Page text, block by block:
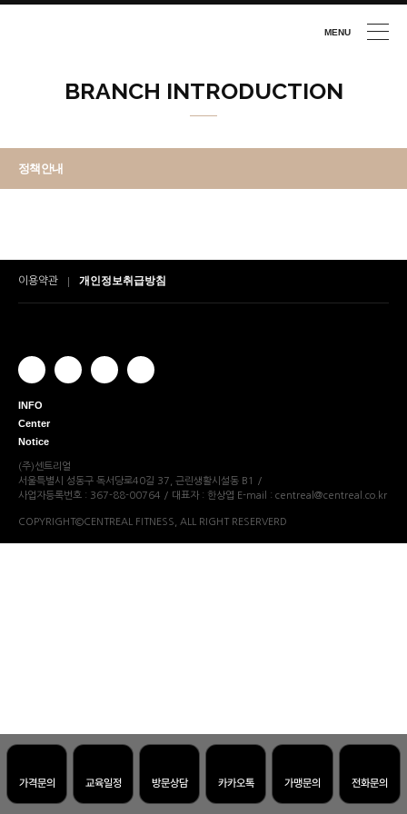
MENU
가격문의 교육일정 방문상담 카카오톡 가맹문의 전화문의
BRANCH INTRODUCTION
정책안내
이용약관 개인정보취급방침
INFO
Center
Notice
(주)센트리얼
서울특별시 성동구 독서당로40길 37, 근린생활시설동 B1
/
사업자등록번호 : 367-88-00764 / 대표자 : 한상엽 E-mail : centreal@centreal.co.kr
COPYRIGHT©CENTREAL FITNESS, ALL RIGHT RESERVERD